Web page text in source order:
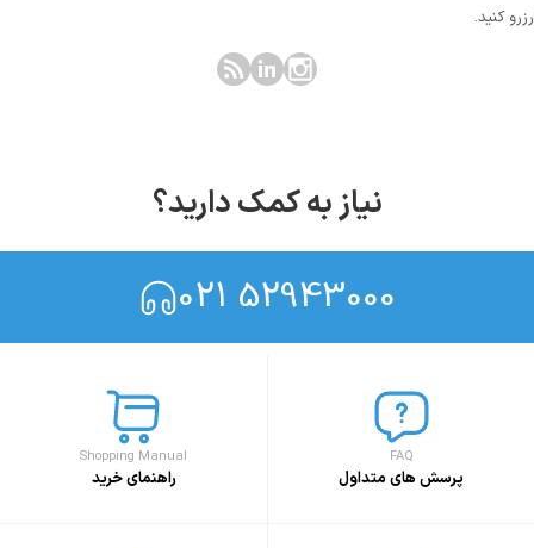
رزرو کنید.
نیاز به کمک دارید؟
021 52943000
FAQ
پرسش های متداول
Shopping Manual
راهنمای خرید